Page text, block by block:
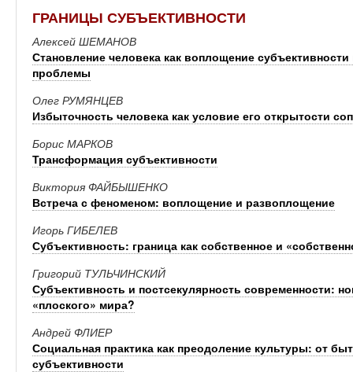
ГРАНИЦЫ СУБЪЕКТИВНОСТИ
Алексей ШЕМАНОВ
Становление человека как воплощение
проблемы
Олег РУМЯНЦЕВ
Избыточность человека как условие его открытости
Борис МАРКОВ
Трансформация субъективности
Виктория ФАЙБЫШЕНКО
Встреча с феноменом: воплощение и развоплощение
Игорь ГИБЕЛЕВ
Субъективность: граница как собственное и
Григорий ТУЛЬЧИНСКИЙ
Субъективность и постсекулярность современности:
«плоского» мира?
Андрей ФЛИЕР
Социальная практика как преодоление культуры: от
субъективности